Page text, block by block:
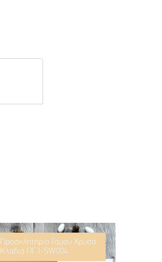
Προσκλητήριο Γάμου Χρυσά
Κλαδιά ΠΓ3-SW004